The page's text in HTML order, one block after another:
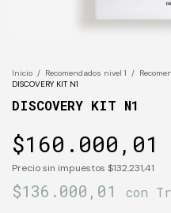
Inicio / Recomendados nivel 1 /
DISCOVERY KIT N1
DISCOVERY KIT N1
$160.000,01
Precio sin impuestos $132.231,41
$136.000,01 con